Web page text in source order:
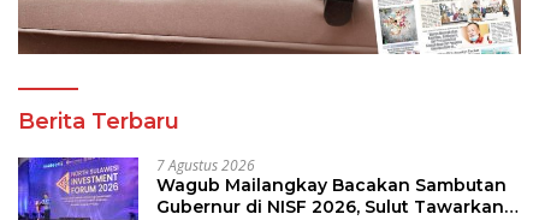
Berita Terbaru
7 Agustus 2026
Wagub Mailangkay Bacakan Sambutan
Gubernur di NISF 2026, Sulut Tawarkan